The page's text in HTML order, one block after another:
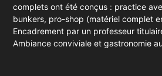
complets ont été conçus : practice
bunkers, pro-shop (matériel complet
Encadrement par un professeur
Ambiance conviviale et gastronomie